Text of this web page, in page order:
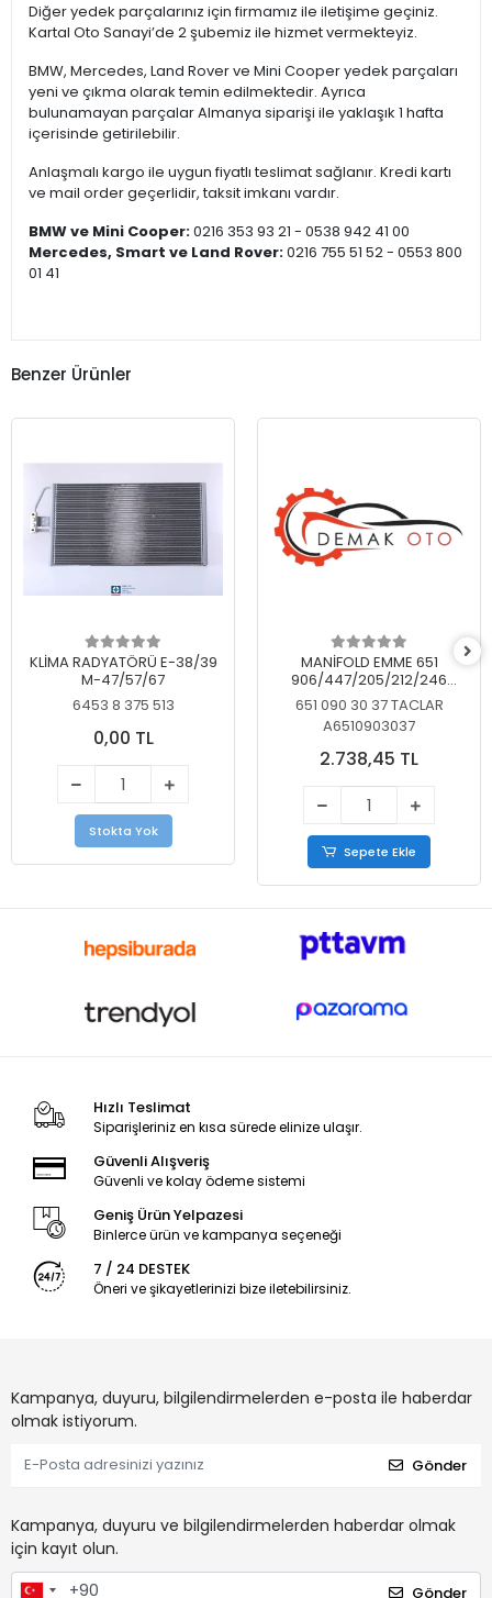
Diğer yedek parçalarınız için firmamız ile iletişime geçiniz.
Kartal Oto Sanayi’de 2 şubemiz ile hizmet vermekteyiz.
BMW, Mercedes, Land Rover ve Mini Cooper yedek parçaları
yeni ve çıkma olarak temin edilmektedir. Ayrıca
bulunamayan parçalar Almanya siparişi ile yaklaşık 1 hafta
içerisinde getirilebilir.
Anlaşmalı kargo ile uygun fiyatlı teslimat sağlanır. Kredi kartı
ve mail order geçerlidir, taksit imkanı vardır.
BMW ve Mini Cooper:0216 353 93 21 - 0538 942 41 00
Mercedes, Smart ve Land Rover:0216 755 51 52 - 0553 800
01 41
Benzer Ürünler
KLİMA RADYATÖRÜ E-38/39
M-47/57/67
6453 8 375 513
0,00 TL
Stokta Yok
MANİFOLD EMME 651
906/447/205/212/246
KELEBEKSİZ
651 090 30 37 TACLAR
A6510903037
2.738,45 TL
Sepete Ekle
Hızlı Teslimat
Siparişleriniz en kısa sürede elinize ulaşır.
Güvenli Alışveriş
Güvenli ve kolay ödeme sistemi
Geniş Ürün Yelpazesi
Binlerce ürün ve kampanya seçeneği
7 / 24 DESTEK
Öneri ve şikayetlerinizi bize iletebilirsiniz.
Kampanya, duyuru, bilgilendirmelerden e-posta ile haberdar
olmak istiyorum.
Gönder
Kampanya, duyuru ve bilgilendirmelerden haberdar olmak
için kayıt olun.
Gönder